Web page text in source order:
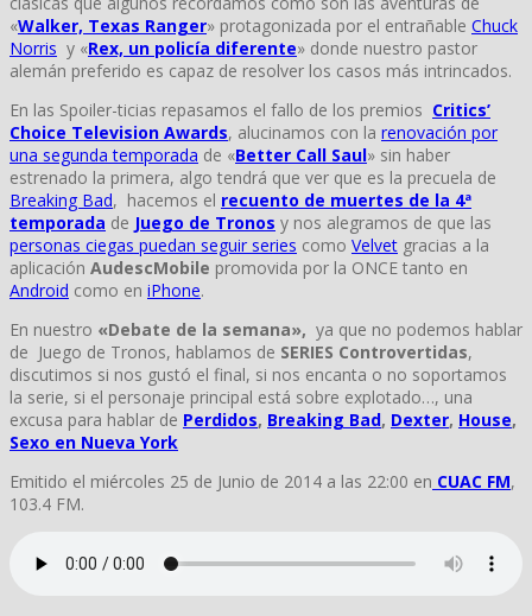
«Walker, Texas Ranger» protagonizada por el entrañable Chuck
Norris y «Rex, un policía diferente» donde nuestro pastor
alemán preferido es capaz de resolver los casos más intrincados.
En las Spoiler-ticias repasamos el fallo de los premios Critics’
Choice Television Awards, alucinamos con la renovación por
una segunda temporada de «Better Call Saul» sin haber
estrenado la primera, algo tendrá que ver que es la precuela de
Breaking Bad, hacemos el recuento de muertes de la 4ª
temporada de Juego de Tronos y nos alegramos de que las
personas ciegas puedan seguir series como Velvet gracias a la
aplicación AudescMobile promovida por la ONCE tanto en
Android como en iPhone.
En nuestro «Debate de la semana», ya que no podemos hablar
de Juego de Tronos, hablamos de SERIES Controvertidas,
discutimos si nos gustó el final, si nos encanta o no soportamos
la serie, si el personaje principal está sobre explotado…, una
excusa para hablar de Perdidos, Breaking Bad, Dexter, House,
Sexo en Nueva York
Emitido el miércoles 25 de Junio de 2014 a las 22:00 en CUAC FM,
103.4 FM.